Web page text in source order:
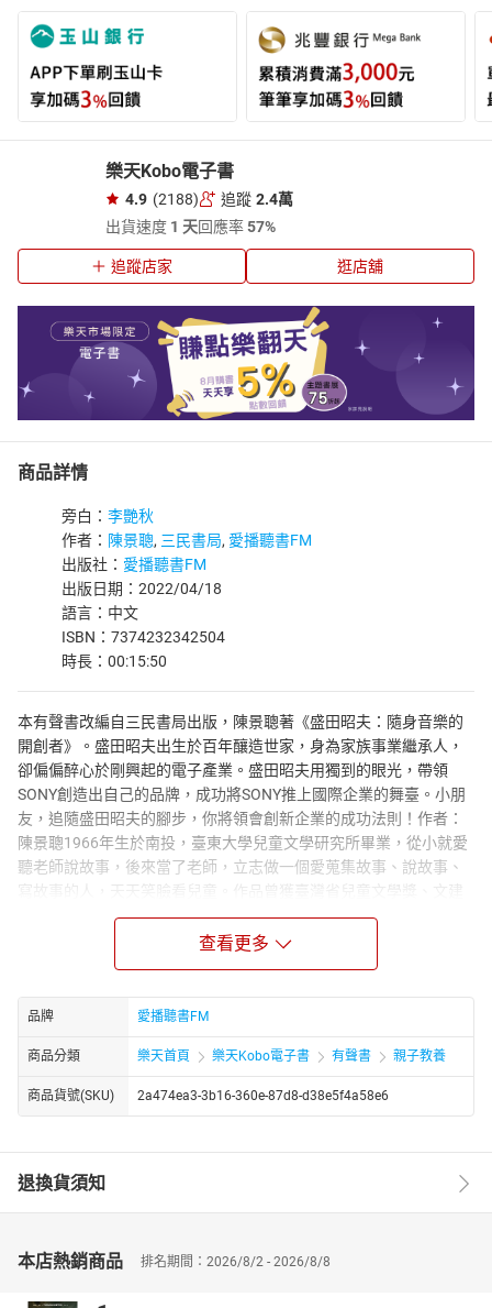
樂天Kobo電子書
4.9 (2188) 追蹤 2.4萬
出貨速度 1 天回應率57%
追蹤店家 逛店舖
商品詳情
旁白： 李艷秋
作者： 陳景聰, 三民書局, 愛播聽書FM
出版社： 愛播聽書FM
出版日期：2022/04/18
語言：中文
ISBN：7374232342504
時長：00:15:50
本有聲書改編自三民書局出版，陳景聰著《盛田昭夫：隨身音樂的
開創者》。盛田昭夫出生於百年釀造世家，身為家族事業繼承人，
卻偏偏醉心於剛興起的電子產業。盛田昭夫用獨到的眼光，帶領
SONY創造出自己的品牌，成功將SONY推上國際企業的舞臺。小朋
友，追隨盛田昭夫的腳步，你將領會創新企業的成功法則！作者：
陳景聰1966年生於南投，臺東大學兒童文學研究所畢業，從小就愛
聽老師說故事，後來當了老師，立志做一個愛蒐集故事、說故事、
寫故事的人，天天笑臉看兒童。作品曾獲臺灣省兒童文學獎、文建
會兒童文學獎、文建會兒歌一百優選等獎項。著作有《玉山的召
喚》、《草廬中的智謀家—諸葛亮》等三十餘冊。講者：李艷秋台
灣著名資深媒體人、主播、電視節目主持人、記者，曾擔任第51屆
1980年起，多次奪得金鐘獎新聞播報獎項。曾主持《每日一字》、
《華視新聞雜誌》、《新聞夜總會》等節目。出版《新聞背後，真
相之前》《不一樣的親密關係》《走一條快樂學習的路》等著作。
主講多部有聲故事書：十萬個為什麼、好寶寶床邊故事、兒童動動
腦、李姐姐說故事等作品，更有李艷秋說故事APP的發行。章節：
盛田昭夫：隨身音樂的開創者
查看更多
品牌 愛播聽書FM
商品分類 樂天首頁 樂天Kobo電子書 有聲書 親子教養
商品貨號(SKU) 2a474ea3-3b16-360e-87d8-d38e5f4a58e6
退換貨須知
本店熱銷商品 排名期間：2026/8/2 - 2026/8/8